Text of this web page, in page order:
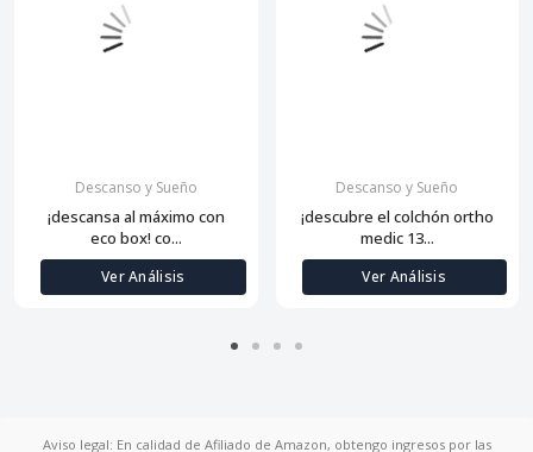
Descanso y Sueño
¡descansa al máximo con
eco box! co...
Ver Análisis
Descanso y Sueño
¡descubre el colchón ortho
medic 13...
Ver Análisis
Aviso legal: En calidad de Afiliado de Amazon, obtengo ingresos por las